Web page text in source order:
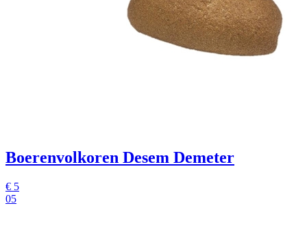
Boerenvolkoren Desem Demeter
€ 5
05